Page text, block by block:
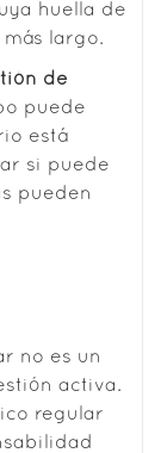
huella de
largo.
de
puede
está
si puede
pueden
no es un
activa.
regular